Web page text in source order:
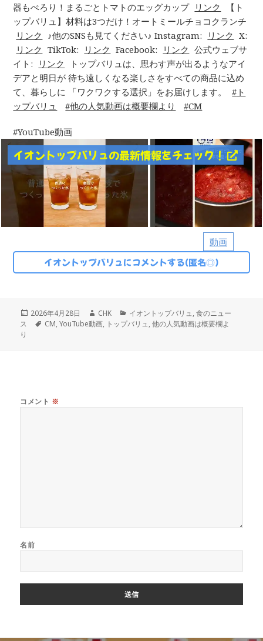
器もぺろり！まるごとトマトのエッグカップ リンク
【ト
ップバリュ】材料は3つだけ！オートミールチョコクランチ
リンク ♪他のSNSも見てください♪ Instagram: リンク X:
リンク TikTok: リンク Facebook: リンク 公式ウェブサ
イト:
リンク
トップバリュは、思わす声が出るようなアイ
デアと明日が 待ち遠しくなる楽しさをすべての商品に込め
て、暮らしに 「ワクワクする選択」をお届けします。
ト
ップバリュ
他の人気動画は概要欄より CM
動画
YouTube動画
イオントップバリュの最新情報をチェック！
イオントップバリュにコメントする(匿名◎)
投
稿
2026年4月28日
作
成
CHK
カ
テ
イオントップバリュ,食のニュー
ス
タ
CM,YouTube動画, トップバリュ,他の人気動画は概要欄よ
り
コメント ※
名前